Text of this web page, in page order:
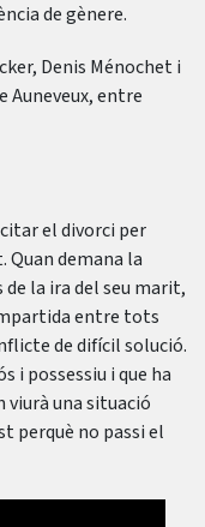
de gènere.
Denis Ménochet i
Auneveux, entre
el divorci per
demana la
la ira del seu marit,
entre tots
de difícil solució.
i possessiu i que ha
una situació
perquè no passi el